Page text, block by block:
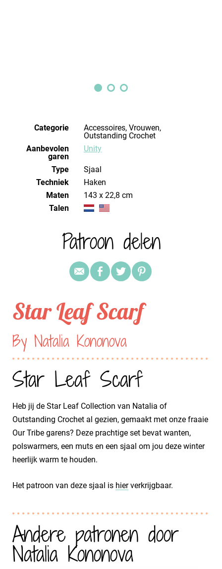
Categorie
Accessoires, Vrouwen,
Outstanding Crochet
Aanbevolen
garen
Unity
Type
Sjaal
Techniek
haken
Maten
143 x 22,8 cm
Talen
Patroon delen
Star Leaf Scarf
By Natalia Kononova
Star Leaf Scarf
Heb jij de Star Leaf Collection van Natalia of
Outstanding Crochet al gezien, gemaakt met onze fraaie
Our Tribe garens? Deze prachtige set bevat wanten,
polswarmers, een muts en een sjaal om jou deze winter
heerlijk warm te houden.
Het patroon van deze sjaal is hierverkrijgbaar.
Andere patronen door
Natalia Kononova